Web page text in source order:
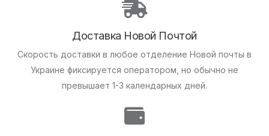
Доставка Новой Почтой
Скорость доставки в любое отделение Новой почты в
Украине фиксируется оператором, но обычно не
превышает 1-3 календарных дней.